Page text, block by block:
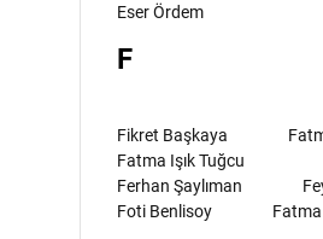
Eser Ördem
F
Fikret Başkaya
Fatma Işık Tuğcu
Ferhan Şaylıman
Foti Benlisoy
Fatma